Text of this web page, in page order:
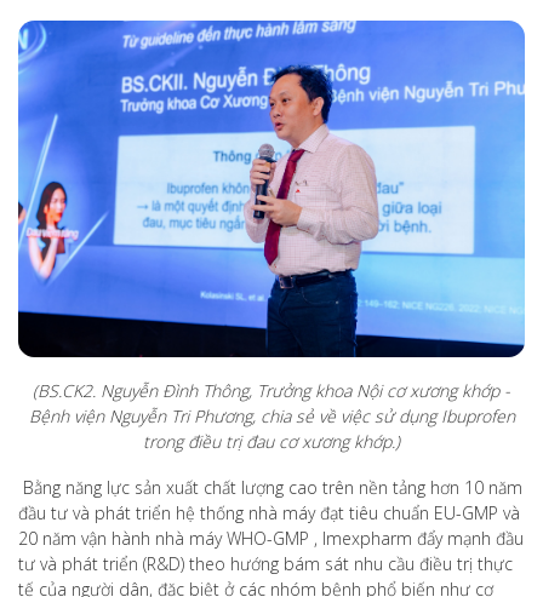
(BS.CK2. Nguyễn Đình Thông, Trưởng khoa Nội cơ xương khớp -
Bệnh viện Nguyễn Tri Phương, chia sẻ về việc sử dụng Ibuprofen
trong điều trị đau cơ xương khớp.)
Bằng năng lực sản xuất chất lượng cao trên nền tảng hơn 10 năm
đầu tư và phát triển hệ thống nhà máy đạt tiêu chuẩn EU-GMP và
20 năm vận hành nhà máy WHO-GMP , Imexpharm đẩy mạnh đầu
tư và phát triển (R&D) theo hướng bám sát nhu cầu điều trị thực
tế của người dân, đặc biệt ở các nhóm bệnh phổ biến như cơ